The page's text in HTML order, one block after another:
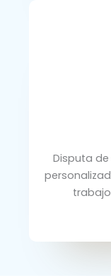
Disputa
trabajo